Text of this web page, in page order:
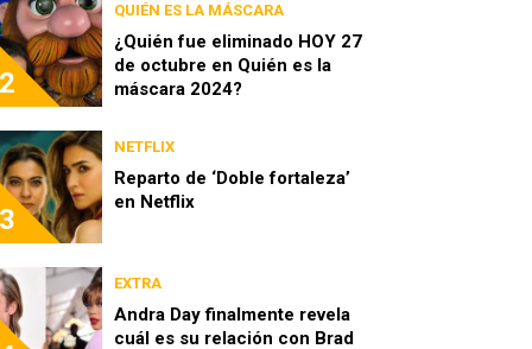
2
QUIÉN ES LA MÁSCARA
¿Quién fue eliminado HOY 27
de octubre en Quién es la
máscara 2024?
3
NETFLIX
Reparto de ‘Doble fortaleza’
en Netflix
EXTRA
Andra Day finalmente revela
cuál es su relación con Brad